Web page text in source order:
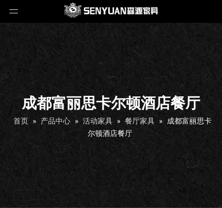
成都富丽思卡尔顿酒店餐厅
首页 » 产品中心 » 活动家具 » 餐厅家具 » 成都富丽思卡
尔顿酒店餐厅